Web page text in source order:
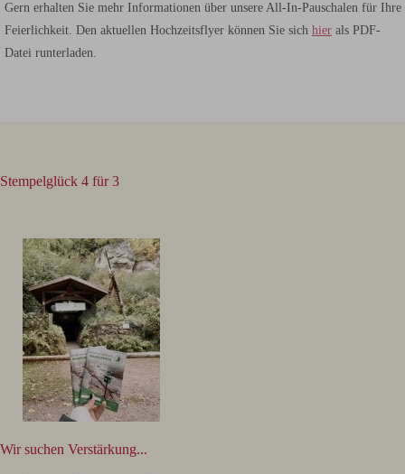
Gern erhalten Sie mehr Informationen über unsere All-In-Pauschalen für Ihre
Feierlichkeit. Den aktuellen Hochzeitsflyer können Sie sich hier als PDF-
Datei runterladen.
Stempelglück 4 für 3
Wir suchen Verstärkung...